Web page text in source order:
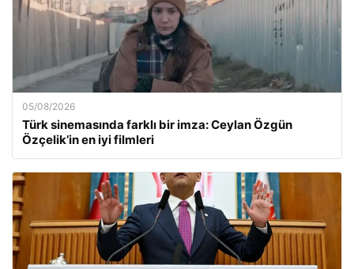
05/08/2026
Türk sinemasında farklı bir imza: Ceylan Özgün
Özçelik’in en iyi filmleri